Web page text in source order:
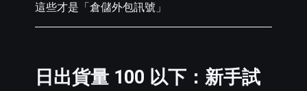
這些才是「倉儲外包訊號」
日出貨量 100 以下：新手試